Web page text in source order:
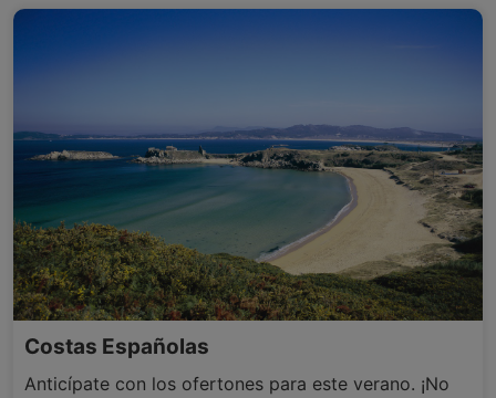
Costas Españolas
Anticípate con los ofertones para este verano. ¡No